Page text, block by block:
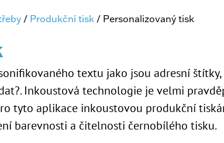
/ Produkční tisk / Personalizovaný tisk
textu jako jsou adresní
Inkoustová technologie je velmi
tyto aplikace inkoustovou produkční
barevnosti a čitelnosti černobílého tisku.